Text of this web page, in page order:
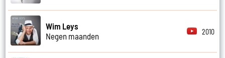
Wim Leys
Negen maanden
2010